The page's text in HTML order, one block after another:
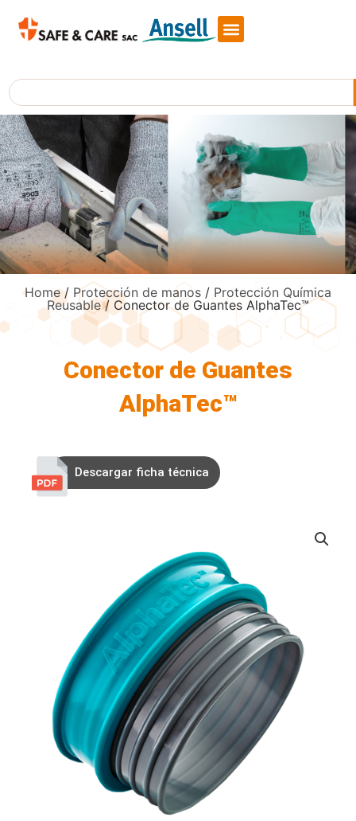
Search
Home/ Protección de manos / Protección Química
Reusable/ Conector de Guantes AlphaTec™
Conector de Guantes
AlphaTec™
Descargar ficha técnica